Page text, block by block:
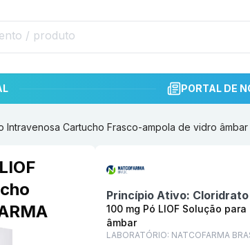
PORTAL DE
Cartucho Frasco-ampola de vidro âmbar
Princípio Ativo:
100 mg Pó LIOF Solução
âmbar
LABORATÓRIO: NATCOFARMA